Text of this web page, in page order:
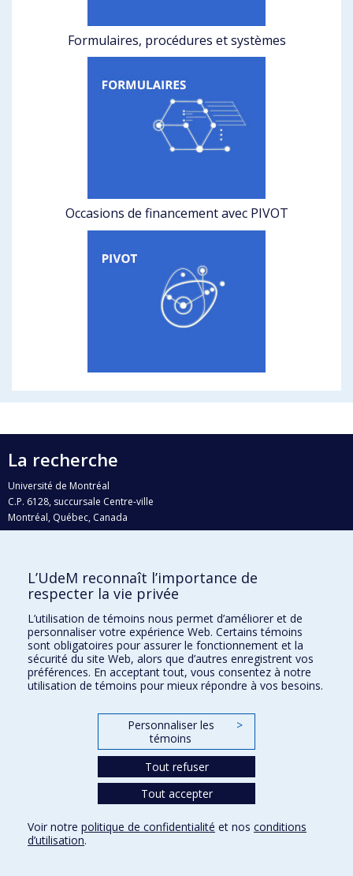
Formulaires, procédures et systèmes
Occasions de financement avec PIVOT
La recherche
Université de Montréal
C.P. 6128, succursale Centre-ville
Montréal, Québec, Canada
H3C 3J7
Qui fait quoi?
Nous trouver
Plan du site
Accessibilité
Conditions d’utilisation
L’UdeM reconnaît l’importance de
respecter la vie privée
L’utilisation de témoins nous permet d’améliorer et de
personnaliser votre expérience Web. Certains témoins
sont obligatoires pour assurer le fonctionnement et la
sécurité du site Web, alors que d’autres enregistrent vos
préférences. En acceptant tout, vous consentez à notre
utilisation de témoins pour mieux répondre à vos besoins.
Personnaliser les
témoins
>
Tout refuser
Tout accepter
Voir notre politique de confidentialité et nos conditions
d’utilisation.